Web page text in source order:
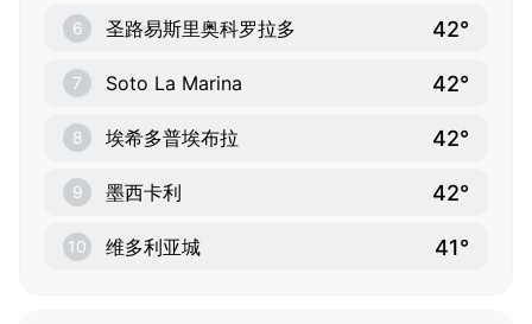
6 圣路易斯里奥科罗拉多 42°
7 Soto La Marina 42°
8 埃希多普埃布拉 42°
9 墨西卡利 42°
10 维多利亚城 41°